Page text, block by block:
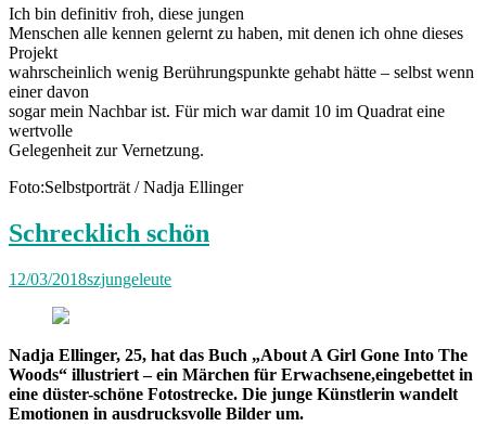
Ich bin definitiv froh, diese jungen
Menschen alle kennen gelernt zu haben, mit denen ich ohne dieses
Projekt
wahrscheinlich wenig Berührungspunkte gehabt hätte – selbst wenn
einer davon
sogar mein Nachbar ist. Für mich war damit 10 im Quadrat eine
wertvolle
Gelegenheit zur Vernetzung.
Foto:Selbstporträt / Nadja Ellinger
Schrecklich schön
12/03/2018szjungeleute
Nadja Ellinger, 25, hat das Buch „About A Girl Gone Into The
Woods“ illustriert – ein Märchen für Erwachsene,eingebettet in
eine düster-schöne Fotostrecke. Die junge Künstlerin wandelt
Emotionen in ausdrucksvolle Bilder um.